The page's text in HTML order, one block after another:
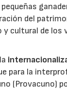
del
y cultural de los
para la
(Provacuno)